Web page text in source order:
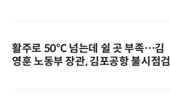
활주로 50℃ 넘는데 쉴 곳 부족…김
영훈 노동부 장관, 김포공항 불시점검